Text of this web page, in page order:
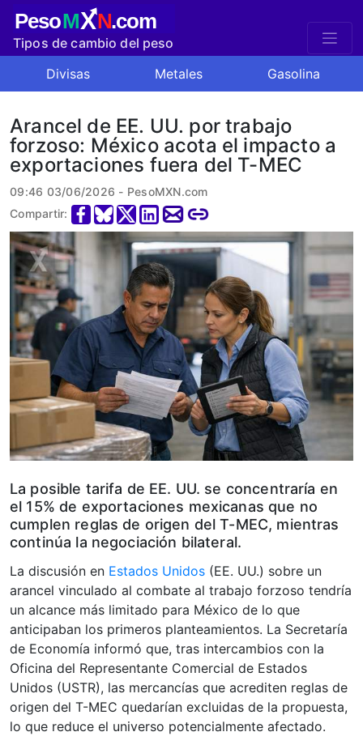
PesoMXN.com
Tipos de cambio del peso
Divisas Metales Gasolina
Arancel de EE. UU. por trabajo
forzoso: México acota el impacto a
exportaciones fuera del T-MEC
09:46 03/06/2026 - PesoMXN.com
Compartir:
La posible tarifa de EE. UU. se concentraría en
el 15% de exportaciones mexicanas que no
cumplen reglas de origen del T-MEC, mientras
continúa la negociación bilateral.
La discusión en Estados Unidos (EE. UU.) sobre un
arancel vinculado al combate al trabajo forzoso tendría
un alcance más limitado para México de lo que
anticipaban los primeros planteamientos. La Secretaría
de Economía informó que, tras intercambios con la
Oficina del Representante Comercial de Estados
Unidos (USTR), las mercancías que acrediten reglas de
origen del T-MEC quedarían excluidas de la propuesta,
lo que reduce el universo potencialmente afectado.